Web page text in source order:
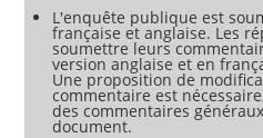
L'enquête publique est
française et anglaise. Les
soumettre leurs
version anglaise et en
Une proposition de
commentaire est
des commentaires
document.